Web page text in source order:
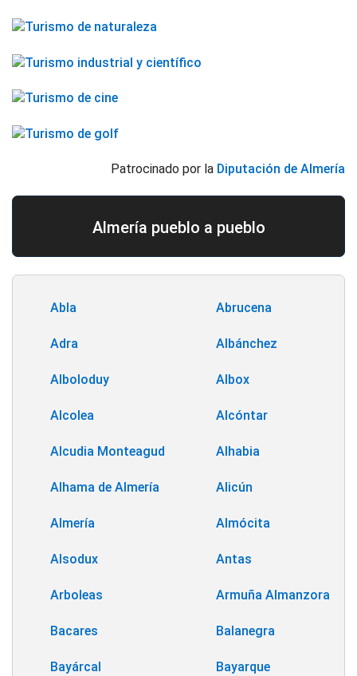
Patrocinado por la Diputación de Almería
Almería pueblo a pueblo
Abla Abrucena
Adra Albánchez
Alboloduy Albox
Alcolea Alcóntar
Alcudia Monteagud Alhabia
Alhama de Almería Alicún
Almería Almócita
Alsodux Antas
Arboleas Armuña Almanzora
Bacares Balanegra
Bayárcal Bayarque